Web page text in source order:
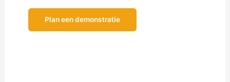
Plan een demonstratie